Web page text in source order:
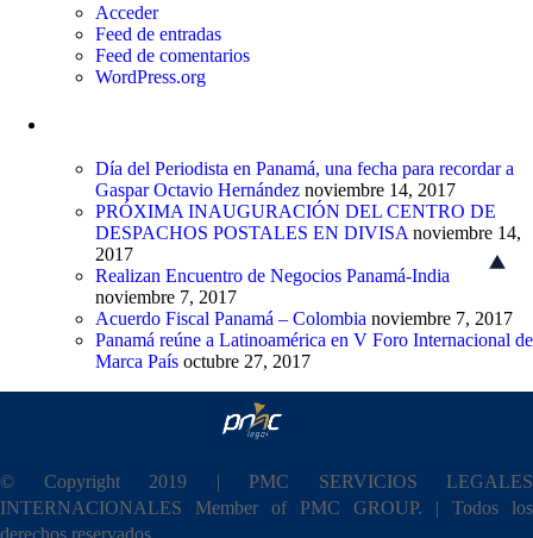
Acceder
Feed de entradas
Feed de comentarios
WordPress.org
Día del Periodista en Panamá, una fecha para recordar a
Gaspar Octavio Hernández noviembre 14, 2017
PRÓXIMA INAUGURACIÓN DEL CENTRO DE
DESPACHOS POSTALES EN DIVISA noviembre 14,
2017
Realizan Encuentro de Negocios Panamá-India
noviembre 7, 2017
Acuerdo Fiscal Panamá – Colombia noviembre 7, 2017
Panamá reúne a Latinoamérica en V Foro Internacional de
Marca País octubre 27, 2017
© Copyright 2019 | PMC SERVICIOS LEGALES
INTERNACIONALES Member of PMC GROUP. | Todos los
derechos reservados.